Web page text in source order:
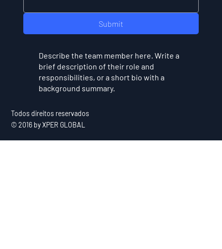
Submit
Describe the team member here. Write a
brief description of their role and
responsibilities, or a short bio with a
background summary.
Todos direitos reservados
© 2016 by XPER GLOBAL